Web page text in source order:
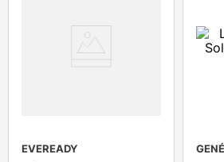
EVEREADY